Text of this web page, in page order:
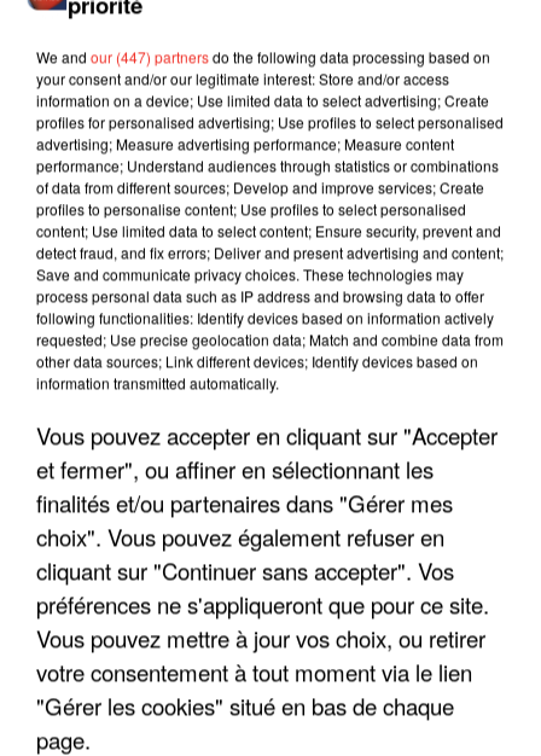
LES INTERVIEWS CHANTE
"JE SUIS À DISPOSITION DES
ENFOIRÉS"
"ON A TOUS LE TRAC"
We and our (447) partnersdo the following data processing based on
your consent and/or our legitimate interest: Store and/or access
information on a device; Use limited data to select advertising; Create
profiles for personalised advertising; Use profiles to select personalised
advertising; Measure advertising performance; Measure content
performance; Understand audiences through statistics or combinations
of data from different sources; Develop and improve services; Create
profiles to personalise content; Use profiles to select personalised
content; Use limited data to select content; Ensure security, prevent and
detect fraud, and fix errors; Deliver and present advertising and content;
Save and communicate privacy choices. These technologies may
process personal data such as IP address and browsing data to offer
following functionalities: Identify devices based on information actively
requested; Use precise geolocation data; Match and combine data from
other data sources; Link different devices; Identify devices based on
information transmitted automatically.
Vous pouvez accepter en cliquant sur "Accepter
et fermer", ou affiner en sélectionnant les
finalités et/ou partenaires dans "Gérer mes
choix". Vous pouvez également refuser en
cliquant sur "Continuer sans accepter". Vos
préférences ne s'appliqueront que pour ce site.
Vous pouvez mettre à jour vos choix, ou retirer
votre consentement à tout moment via le lien
"Gérer les cookies" situé en bas de chaque
page.